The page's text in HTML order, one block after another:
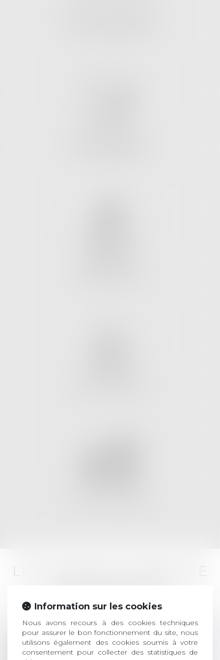
LIQUIDATION / PARTAGE
La situation d’indivision en biens est commune à
tous les couples qui, durant le mariage, le
concubinage ou le pacs, ont acquis des biens
Information sur les cookies
Nous avons recours à des cookies techniques
pour assurer le bon fonctionnement du site, nous
utilisons également des cookies soumis à votre
consentement pour collecter des statistiques de